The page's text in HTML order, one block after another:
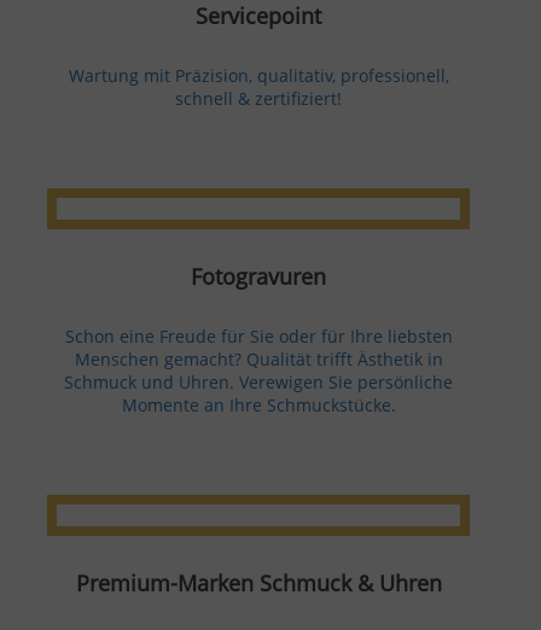
Servicepoint
Wartung mit Präzision, qualitativ, professionell,
schnell & zertifiziert!
Fotogravuren
Schon eine Freude für Sie oder für Ihre liebsten
Menschen gemacht? Qualität trifft Ästhetik in
Schmuck und Uhren. Verewigen Sie persönliche
Momente an Ihre Schmuckstücke.
Premium-Marken Schmuck & Uhren